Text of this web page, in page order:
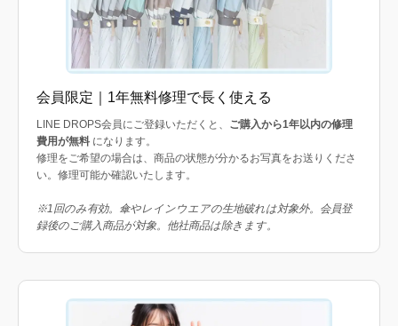
会員限定｜1年無料修理で長く使える
LINE DROPS会員にご登録いただくと、 ご購入から1年以内の修理
費用が無料 になります。
修理をご希望の場合は、商品の状態が分かるお写真をお送りくださ
い。修理可能か確認いたします。
※1回のみ有効。傘やレインウエアの生地破れは対象外。会員登
録後のご購入商品が対象。他社商品は除きます。